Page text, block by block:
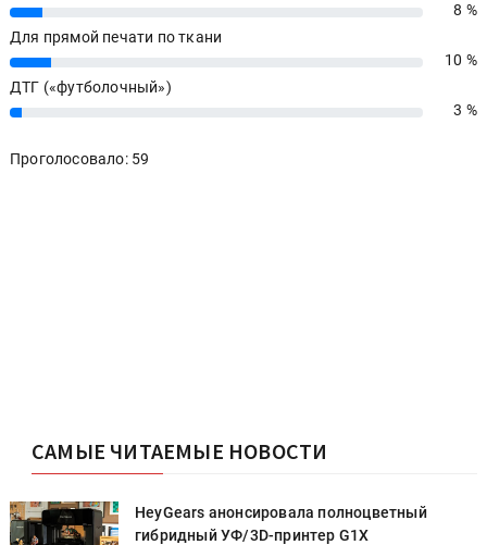
8%
8 %
Для прямой печати по ткани
10%
10 %
ДТГ («футболочный»)
3% 3 %
Проголосовало: 59
САМЫЕ ЧИТАЕМЫЕ НОВОСТИ
HeyGears анонсировала полноцветный
гибридный УФ/3D-принтер G1X